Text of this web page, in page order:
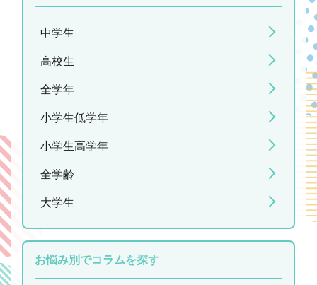
中学生
高校生
全学年
小学生低学年
小学生高学年
全学齢
大学生
お悩み別でコラムを探す